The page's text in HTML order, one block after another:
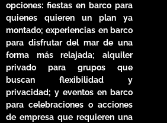
opciones: fiestas en barco para
quienes quieren un plan ya
montado; experiencias en barco
para disfrutar del mar de una
forma más relajada; alquiler
privado para grupos que
buscan flexibilidad y
privacidad; y eventos en barco
para celebraciones o acciones
de empresa que requieren una